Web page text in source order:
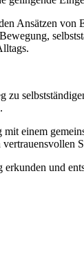
Ansätzen von
zu
einem
und